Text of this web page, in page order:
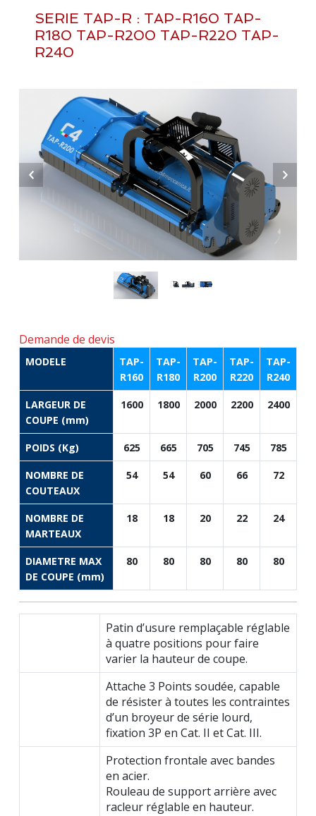
SERIE TAP-R : TAP-R160 TAP-
R180 TAP-R200 TAP-R220 TAP-
R240
Demande de devis
MODELE
TAP-
R160
TAP-
R180
TAP-
R200
TAP-
R220
TAP-
R240
LARGEUR DE
COUPE (mm)
1600 1800 2000 2200 2400
POIDS (Kg) 625 665 705 745 785
NOMBRE DE
COUTEAUX
54 54 60 66 72
NOMBRE DE
MARTEAUX
18 18 20 22 24
DIAMETRE MAX
DE COUPE (mm)
80 80 80 80 80
Patin d’usure remplaçable réglable
à quatre positions pour faire
varier la hauteur de coupe.
Attache 3 Points soudée, capable
de résister à toutes les contraintes
d’un broyeur de série lourd,
fixation 3P en Cat. II et Cat. III.
Protection frontale avec bandes
en acier.
Rouleau de support arrière avec
racleur réglable en hauteur.